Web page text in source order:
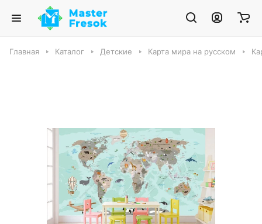
Главная Каталог Детские Карта мира на русском